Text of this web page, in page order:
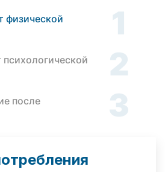
физической
1
психологической
2
после
3